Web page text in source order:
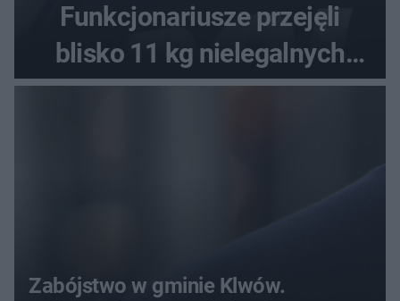
Funkcjonariusze przejęli
blisko 11 kg nielegalnych
substancji
Zabójstwo w gminie Klwów.